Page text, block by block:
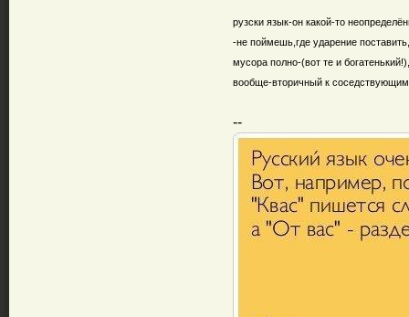
рузски язык-он какой-то
-не поймешь,где ударение поставить,
мусора полно-(вот те и богатенький!),
вообще-вторичный к
--